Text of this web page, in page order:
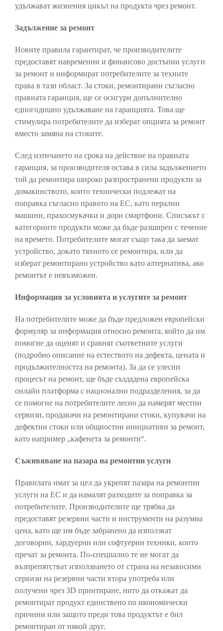
удължават жизнения цикъл на продукта чрез ремонт.
Задължение за ремонт
Новите правила гарантират, че производителите
предоставят навременни и финансово достъпни услуги
за ремонт и информират потребителите за техните
права в тази област. За стоки, ремонтирани съгласно
правната гаранция, ще се осигури допълнително
едногодишно удължаване на гаранцията. Това ще
стимулира потребителите да изберат опцията за ремонт
вместо замяна на стоките.
След изтичането на срока на действие на правната
гаранция, за производителя остава в сила задължението
той да ремонтира широко разпространени продукти за
домакинството, които технически подлежат на
поправка съгласно правото на ЕС, като перални
машини, прахосмукачки и дори смартфони. Списъкът с
категориите продукти може да бъде разширен с течение
на времето. Потребителите могат също така да заемат
устройство, докато тяхното се ремонтира, или да
изберат ремонтирано устройство като алтернатива, ако
ремонтът е невъзможен.
Информация за условията и услугите за ремонт
На потребителите може да бъде предложен европейски
формуляр за информация относно ремонта, който да им
помогне да оценят и сравнят съответните услуги
(подробно описание на естеството на дефекта, цената и
продължителността на ремонта). За да се улесни
процесът на ремонт, ще бъде създадена европейска
онлайн платформа с национални подразделения, за да
се помогне на потребителите лесно да намерят местни
сервизи, продавачи на ремонтирани стоки, купувачи на
дефектни стоки или общностни инициативи за ремонт,
като например „кафенета за ремонти“.
Съживяване на пазара на ремонтни услуги
Правилата имат за цел да укрепят пазара на ремонтни
услуги на ЕС и да намалят разходите за поправка за
потребителите. Производителите ще трябва да
предоставят резервни части и инструменти на разумна
цена, като ще им бъде забранено да използват
договорни, хардуерни или софтуерни техники, които
пречат за ремонта. По-специално те не могат да
възпрепятстват използването от страна на независими
сервизи на резервни части втора употреба или
получени чрез 3D принтиране, нито да откажат да
ремонтират продукт единствено по икономически
причини или защото преди това продуктът е бил
ремонтиран от някой друг.